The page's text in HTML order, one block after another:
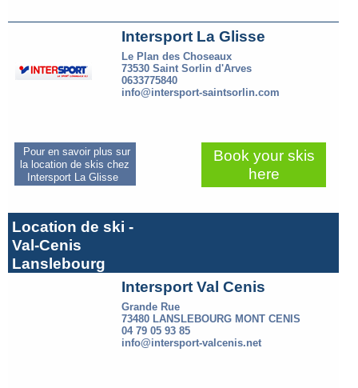
Intersport La Glisse
Le Plan des Choseaux
73530 Saint Sorlin d'Arves
0633775840
info@intersport-saintsorlin.com
Pour en savoir plus sur
la location de skis chez
Intersport La Glisse
Book your skis
here
Location de ski -
Val-Cenis
Lanslebourg
Intersport Val Cenis
Grande Rue
73480 LANSLEBOURG MONT CENIS
04 79 05 93 85
info@intersport-valcenis.net